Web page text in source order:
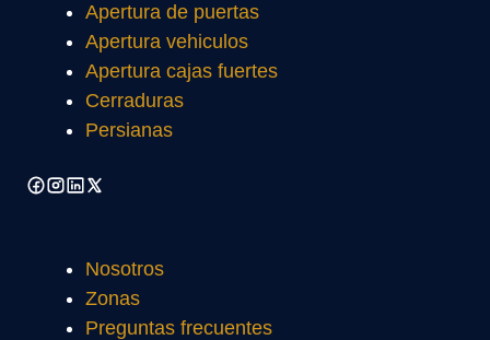
Apertura de puertas
Apertura vehiculos
Apertura cajas fuertes
Cerraduras
Persianas
Nosotros
Zonas
Preguntas frecuentes